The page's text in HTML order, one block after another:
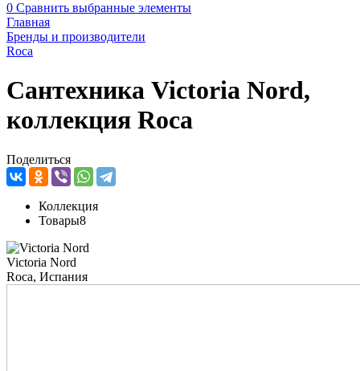
0 Сравнить выбранные элементы
Главная
Бренды и производители
Roca
Сантехника Victoria Nord,
коллекция Roca
Поделиться
Коллекция
Товары8
Victoria Nord
Roca, Испания